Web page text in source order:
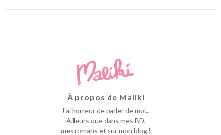
À propos de Maliki
J'ai horreur de parler de moi...
Ailleurs que dans mes BD,
mes romans et sur mon blog !